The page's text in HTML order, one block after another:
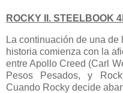
ROCKY II. STEELBOOK
La continuación de una
historia comienza con la
entre Apollo Creed (Carl
Pesos Pesados, y
Cuando Rocky decide